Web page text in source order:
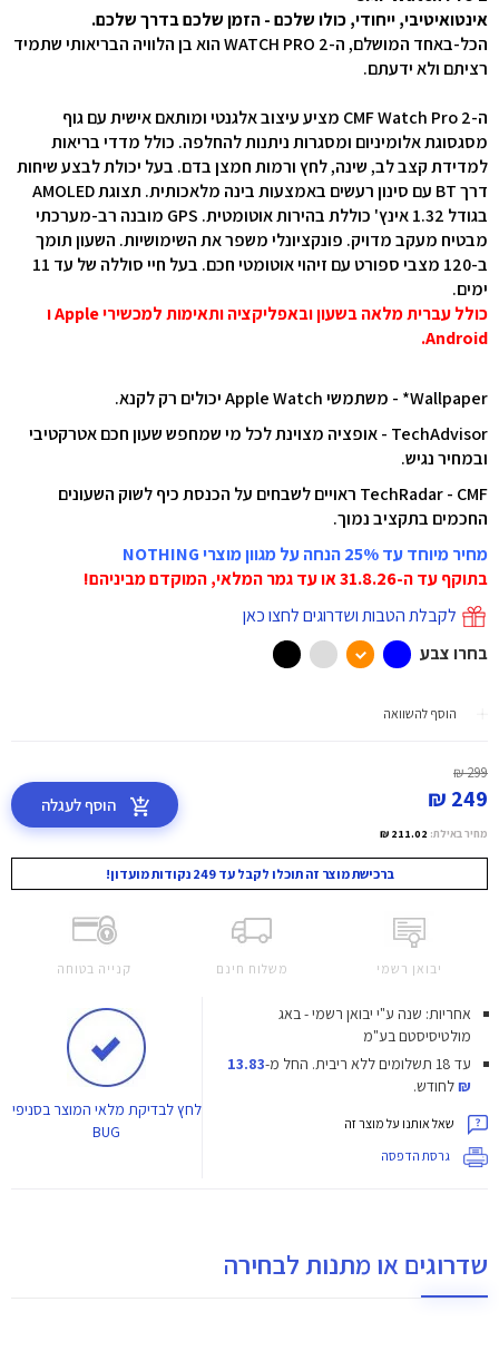
אינטואיטיבי, ייחודי, כולו שלכם - הזמן שלכם בדרך שלכם.
הכל-באחד המושלם, ה-WATCH PRO 2 הוא בן הלוויה הבריאותי שתמיד
רציתם ולא ידעתם.
ה-CMF Watch Pro 2 מציע עיצוב אלגנטי ומותאם אישית עם גוף
מסגסוגת אלומיניום ומסגרות ניתנות להחלפה. כולל מדדי בריאות
למדידת קצב לב, שינה, לחץ ורמות חמצן בדם. בעל יכולת לבצע שיחות
דרך BT עם סינון רעשים באמצעות בינה מלאכותית. תצוגת AMOLED
בגודל 1.32 אינץ' כוללת בהירות אוטומטית. GPS מובנה רב-מערכתי
מבטיח מעקב מדויק. פונקציונלי משפר את השימושיות. השעון תומך
ב-120 מצבי ספורט עם זיהוי אוטומטי חכם. בעל חיי סוללה של עד 11
ימים.
כולל עברית מלאה בשעון ובאפליקציה ותאימות למכשירי Apple ו
Android.
Wallpaper* - משתמשי Apple Watch יכולים רק לקנא.
TechAdvisor - אופציה מצוינת לכל מי שמחפש שעון חכם אטרקטיבי
ובמחיר נגיש.
TechRadar - CMF ראויים לשבחים על הכנסת כיף לשוק השעונים
החכמים בתקציב נמוך.
מחיר מיוחד עד 25% הנחה על מגוון מוצרי NOTHING
בתוקף עד ה-31.8.26 או עד גמר המלאי, המוקדם מביניהם!
לקבלת הטבות ושדרוגים לחצו כאן
בחרו צבע
הוסף להשוואה
299 ₪
249 ₪
מחיר באילת: 211.02 ₪
הוסף לעגלה
ברכישת מוצר זה תוכלו לקבל עד 249 נקודות מועדון!
יבואן רשמי משלוח חינם קנייה בטוחה
אחריות: שנה ע"י יבואן רשמי - באג
מולטיסיסטם בע"מ
עד 18 תשלומים ללא ריבית.
החל מ-13.83
₪לחודש.
שאל אותנו על מוצר זה
גרסת הדפסה
לחץלבדיקת מלאי המוצר בסניפי
BUG
שדרוגים או מתנות לבחירה